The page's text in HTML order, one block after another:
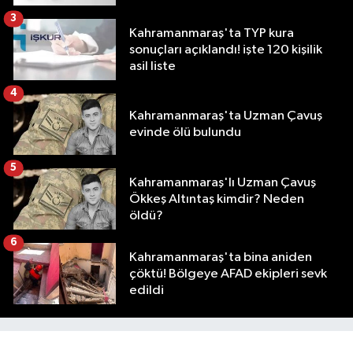
Kahramanmaraş'ta TYP kura
sonuçları açıklandı! işte 120 kişilik
asil liste
3
Kahramanmaraş'ta Uzman Çavuş
evinde ölü bulundu
4
Kahramanmaraş'lı Uzman Çavuş
Ökkeş Altıntaş kimdir? Neden
öldü?
5
Kahramanmaraş'ta bina aniden
çöktü! Bölgeye AFAD ekipleri sevk
edildi
6